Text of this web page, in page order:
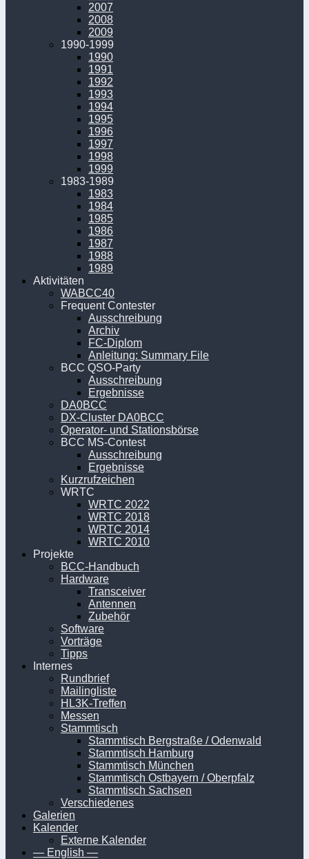
2007
2008
2009
1990-1999
1990
1991
1992
1993
1994
1995
1996
1997
1998
1999
1983-1989
1983
1984
1985
1986
1987
1988
1989
Aktivitäten
WABCC40
Frequent Contester
Ausschreibung
Archiv
FC-Diplom
Anleitung: Summary File
BCC QSO-Party
Ausschreibung
Ergebnisse
DA0BCC
DX-Cluster DA0BCC
Operator- und Stationsbörse
BCC MS-Contest
Ausschreibung
Ergebnisse
Kurzrufzeichen
WRTC
WRTC 2022
WRTC 2018
WRTC 2014
WRTC 2010
Projekte
BCC-Handbuch
Hardware
Transceiver
Antennen
Zubehör
Software
Vorträge
Tipps
Internes
Rundbrief
Mailingliste
HL3K-Treffen
Messen
Stammtisch
Stammtisch Bergstraße / Odenwald
Stammtisch Hamburg
Stammtisch München
Stammtisch Ostbayern / Oberpfalz
Stammtisch Sachsen
Verschiedenes
Galerien
Kalender
Externe Kalender
— English —